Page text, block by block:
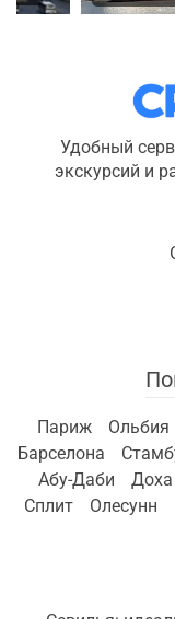
Удобный
экскурсий и
Париж Ольбия
Барселона
Абу-Даби
Доха
Сплит
Олесунн